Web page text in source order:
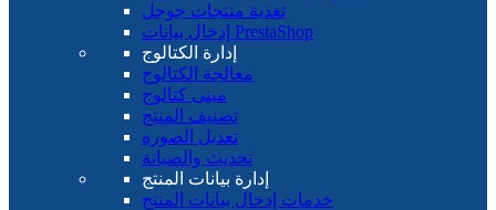
تغذية منتجات جوجل
إدخال بيانات PrestaShop
إدارة الكتالوج
معالجة الكتالوج
مبنى كتالوج
تصنيف المنتج
تعديل الصوره
تحديث والصيانة
إدارة بيانات المنتج
خدمات إدخال بيانات المنتج